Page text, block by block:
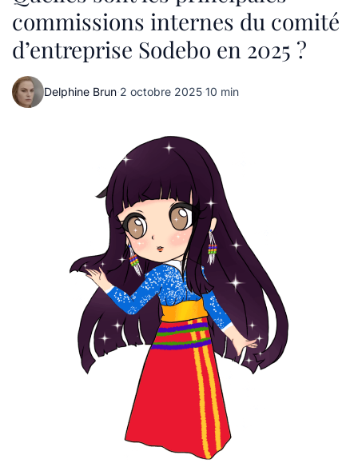
commissions internes du comité
d’entreprise Sodebo en 2025 ?
Delphine Brun·2 octobre 2025·10 min